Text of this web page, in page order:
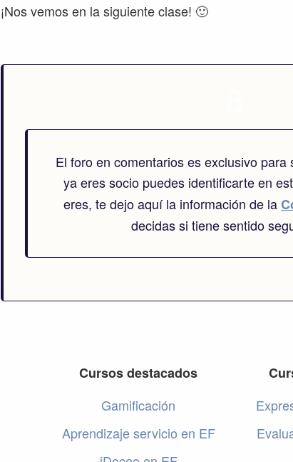
¡Nos vemos en la siguiente clase! 🙂
El foro en comentarios es exclusivo para
ya eres socio puedes identificarte en
eres, te dejo aquí la información de la
decidas si tiene sentido
Cursos destacados
Gamificación
Aprendizaje servicio en EF